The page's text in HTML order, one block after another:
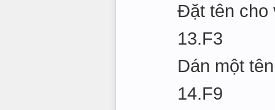
Đặt tên cho
13.F3
Dán một
14.F9